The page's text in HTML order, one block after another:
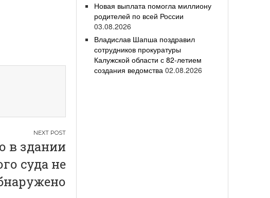
в здании
суда не
Новая выплата помогла миллиону
родителей по всей России
03.08.2026
Владислав Шапша поздравил
сотрудников прокуратуры
Калужской области с 82-летием
создания ведомства 02.08.2026